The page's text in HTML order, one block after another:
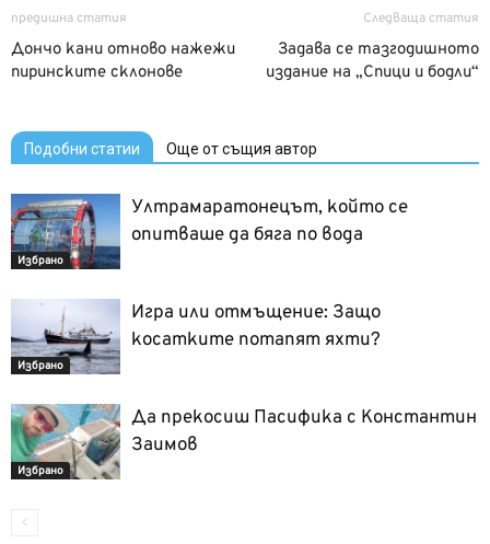
предишна статия
Дончо кани отново нажежи
пиринските склонове
Следваща статия
Задава се тазгодишното
издание на „Спици и бодли“
Подобни статии Още от същия автор
Избрано
Ултрамаратонецът, който се
опитваше да бяга по вода
Избрано
Игра или отмъщение: Защо
косатките потапят яхти?
Избрано
Да прекосиш Пасифика с Константин
Заимов